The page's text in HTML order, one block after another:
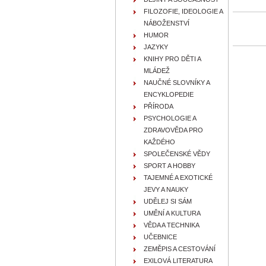
FILOZOFIE, IDEOLOGIE A
NÁBOŽENSTVÍ
HUMOR
JAZYKY
KNIHY PRO DĚTI A
MLÁDEŽ
NAUČNÉ SLOVNÍKY A
ENCYKLOPEDIE
PŘÍRODA
PSYCHOLOGIE A
ZDRAVOVĚDA PRO
KAŽDÉHO
SPOLEČENSKÉ VĚDY
SPORT A HOBBY
TAJEMNÉ A EXOTICKÉ
JEVY A NAUKY
UDĚLEJ SI SÁM
UMĚNÍ A KULTURA
VĚDA A TECHNIKA
UČEBNICE
ZEMĚPIS A CESTOVÁNÍ
EXILOVÁ LITERATURA